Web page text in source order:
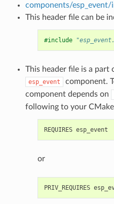
components/esp_event/
This header file can be
#include
This header file is a part
esp_event
component.
component depends on
following to your
or